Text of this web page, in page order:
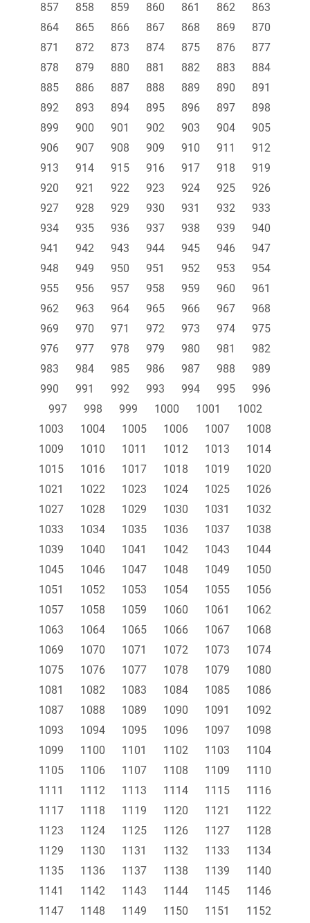
857
858 859 860 861 862
863
864
865 866 867 868 869
870
871
872 873 874 875 876
877
878
879 880 881 882 883
884
885
886 887 888 889 890
891
892
893 894 895 896 897
898
899
900 901 902 903 904
905
906
907 908 909 910 911
912
913
914 915 916 917 918
919
920
921 922 923 924 925
926
927
928 929 930 931 932
933
934
935 936 937 938 939
940
941
942 943 944 945 946
947
948
949 950 951 952 953
954
955
956 957 958 959 960
961
962
963 964 965 966 967
968
969
970 971 972 973 974
975
976
977 978 979 980 981
982
983
984 985 986 987 988
989
990
991 992 993 994 995
996
997
998 999 1000 1001
1002
1003
1004 1005 1006 1007
1008
1009
1010 1011 1012 1013
1014
1015
1016 1017 1018 1019
1020
1021
1022 1023 1024 1025
1026
1027
1028 1029 1030 1031
1032
1033
1034 1035 1036 1037
1038
1039
1040 1041 1042 1043
1044
1045
1046 1047 1048 1049
1050
1051
1052 1053 1054 1055
1056
1057
1058 1059 1060 1061
1062
1063
1064 1065 1066 1067
1068
1069
1070 1071 1072 1073
1074
1075
1076 1077 1078 1079
1080
1081
1082 1083 1084 1085
1086
1087
1088 1089 1090 1091
1092
1093
1094 1095 1096 1097
1098
1099
1100 1101 1102 1103
1104
1105
1106 1107 1108 1109
1110
1111
1112 1113 1114 1115
1116
1117
1118 1119 1120 1121
1122
1123
1124 1125 1126 1127
1128
1129
1130 1131 1132 1133
1134
1135
1136 1137 1138 1139
1140
1141
1142 1143 1144 1145
1146
1147
1148 1149 1150 1151 1152